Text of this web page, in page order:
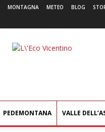
MONTAGNA METEO BLOG
L'Eco
PEDEMONTANA VALLE